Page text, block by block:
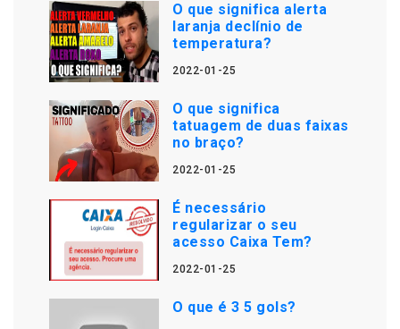
O que significa alerta
laranja declínio de
temperatura?
2022-01-25
O que significa
tatuagem de duas faixas
no braço?
2022-01-25
É necessário
regularizar o seu
acesso Caixa Tem?
2022-01-25
O que é 3 5 gols?